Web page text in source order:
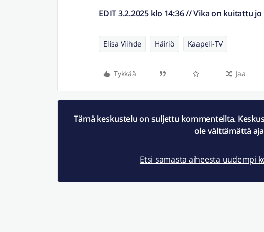
EDIT 3.2.2025 klo 14:36 // Vika on kuitattu
Elisa Viihde Häiriö Kaapeli-TV
Tykkää Jaa
Tämä keskustelu on suljettu kommenteilta.
ole välttämättä
Etsi samasta aiheesta uudempi